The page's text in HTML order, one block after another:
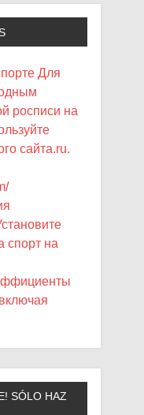
Для
росписи на
сайта.ru.
спорт на
SÓLO HAZ